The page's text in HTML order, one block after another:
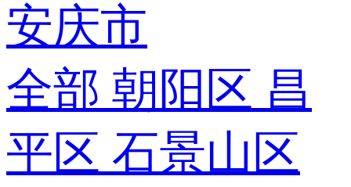
安庆市
全部 朝阳区 昌
平区 石景山区